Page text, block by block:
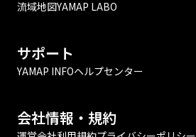
流域地図YAMAP LABO
サポート
YAMAP INFOヘルプセンター
会社情報・規約